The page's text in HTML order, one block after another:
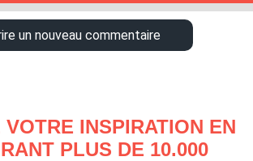
un nouveau commentaire
INSPIRATION EN
PLUS DE 10.000